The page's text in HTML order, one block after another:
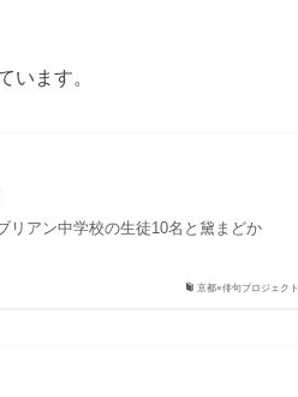
います。
京都×俳句プロジェクト
リアン中学校の生徒10名と黛まどか